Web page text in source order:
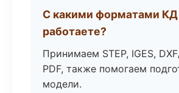
С какими форматами КД
работаете?
Принимаем STEP, IGES,
PDF, также помогаем
модели.